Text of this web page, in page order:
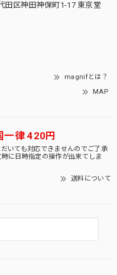
田区神田神保町1-17 東京堂
magnifとは？
MAP
一律 420円
いても対応できませんのでご了承
に日時指定の操作が出来てしま
送料について